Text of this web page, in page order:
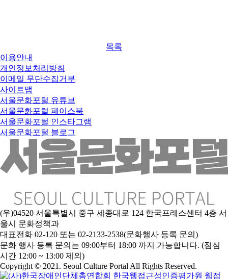
목록
이용안내
개인정보처리방침
이메일 무단수집거부
사이트맵
서울문화포털 유튜브
서울문화포털 페이스북
서울문화포털 인스타그램
서울문화포털 블로그
(우)04520 서울특별시 중구 세종대로 124 한국프레스센터 4층 서
울시 문화정책과
대표전화 02-120 또는 02-2133-2538(문화행사 등록 문의)
문화 행사 등록 문의는 09:00부터 18:00 까지 가능합니다. (점심
시간 12:00 ~ 13:00 제외)
Copyright © 2021. Seoul Culture Portal All Rights Reserved.